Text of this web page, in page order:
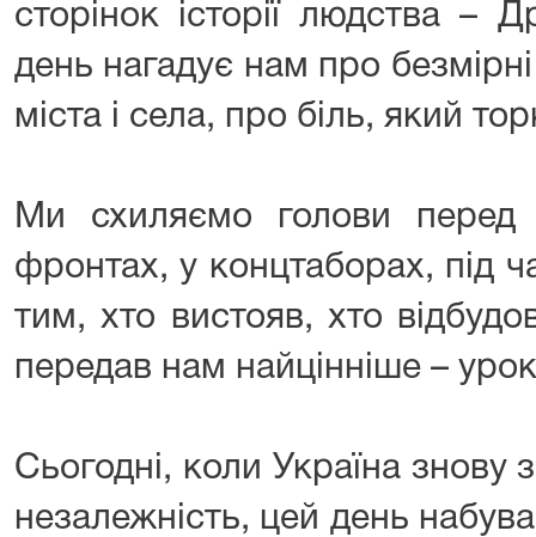
сторінок історії людства –
день нагадує нам про
міста і села, про біль, який
Ми схиляємо голови
фронтах, у концтаборах, під
тим, хто вистояв, хто
передав нам найцінніше –
Сьогодні, коли Україна
незалежність, цей день